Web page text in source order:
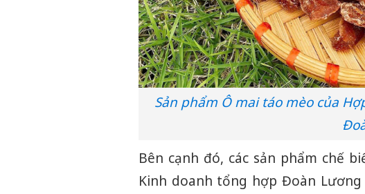
Sản phẩm Ô mai táo mèo của
Bên cạnh đó, các sản phẩm chế
Kinh doanh tổng hợp Đoàn